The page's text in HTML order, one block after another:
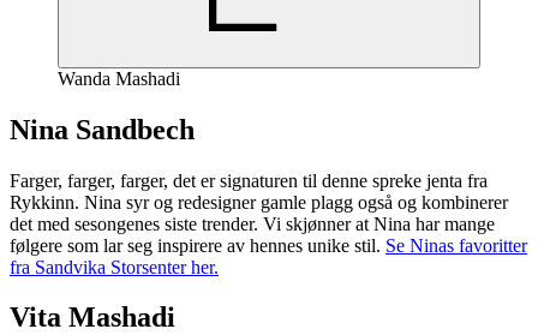
Wanda Mashadi
Nina Sandbech
Farger, farger, farger, det er signaturen til denne spreke jenta fra
Rykkinn. Nina syr og redesigner gamle plagg også og kombinerer
det med sesongenes siste trender. Vi skjønner at Nina har mange
følgere som lar seg inspirere av hennes unike stil. Se Ninas favoritter
fra Sandvika Storsenter her.
Vita Mashadi